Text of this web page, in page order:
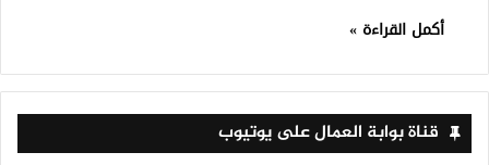
أكمل القراءة »
قناة بوابة العمال على يوتيوب